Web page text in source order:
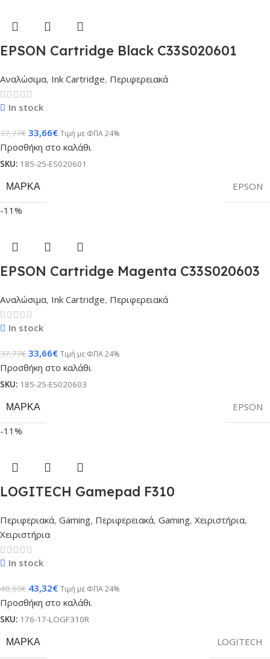
EPSON Cartridge Black C33S020601
Αναλώσιμα, Ink Cartridge, Περιφερειακά
In stock
37,77€ 33,66€ Τιμή με ΦΠΑ 24%
Προσθήκη στο καλάθι
SKU: 185-25-ES020601
ΜΆΡΚΑ
EPSON
-11%
EPSON Cartridge Magenta C33S020603
Αναλώσιμα, Ink Cartridge, Περιφερειακά
In stock
37,77€ 33,66€ Τιμή με ΦΠΑ 24%
Προσθήκη στο καλάθι
SKU: 185-25-ES020603
ΜΆΡΚΑ
EPSON
-11%
LOGITECH Gamepad F310
Περιφεριακά, Gaming, Περιφερειακά, Gaming, Χειριστήρια,
Χειριστήρια
In stock
48,60€ 43,32€ Τιμή με ΦΠΑ 24%
Προσθήκη στο καλάθι
SKU: 176-17-LOGF310R
ΜΆΡΚΑ LOGITECH